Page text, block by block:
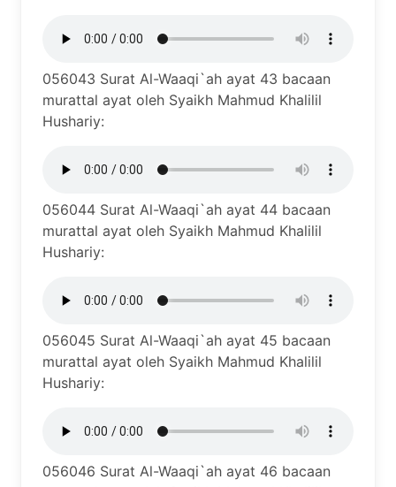
056043 Surat Al-Waaqi`ah ayat 43 bacaan
murattal ayat oleh Syaikh Mahmud Khalilil
Hushariy:
056044 Surat Al-Waaqi`ah ayat 44 bacaan
murattal ayat oleh Syaikh Mahmud Khalilil
Hushariy:
056045 Surat Al-Waaqi`ah ayat 45 bacaan
murattal ayat oleh Syaikh Mahmud Khalilil
Hushariy:
056046 Surat Al-Waaqi`ah ayat 46 bacaan